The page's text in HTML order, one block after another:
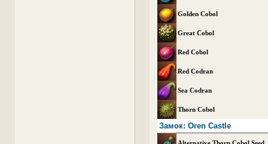
Golden Cobol
Great Cobol
Red Cobol
Red Codran
Sea Codran
Thorn Cobol
Замок: Oren Castle